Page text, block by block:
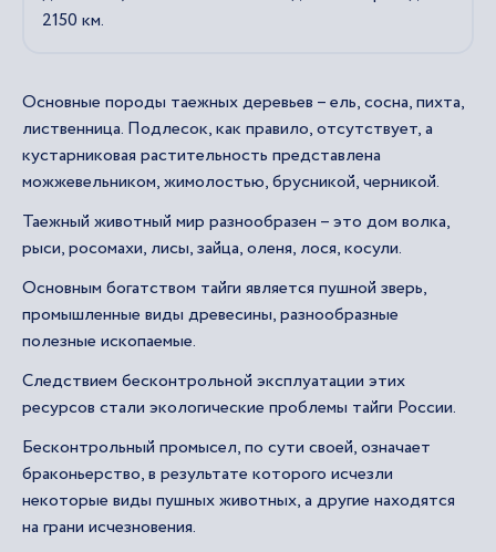
2150 км.
Основные породы таежных деревьев – ель, сосна, пихта,
лиственница. Подлесок, как правило, отсутствует, а
кустарниковая растительность представлена
можжевельником, жимолостью, брусникой, черникой.
Таежный животный мир разнообразен – это дом волка,
рыси, росомахи, лисы, зайца, оленя, лося, косули.
Основным богатством тайги является пушной зверь,
промышленные виды древесины, разнообразные
полезные ископаемые.
Следствием бесконтрольной эксплуатации этих
ресурсов стали экологические проблемы тайги России.
Бесконтрольный промысел, по сути своей, означает
браконьерство, в результате которого исчезли
некоторые виды пушных животных, а другие находятся
на грани исчезновения.